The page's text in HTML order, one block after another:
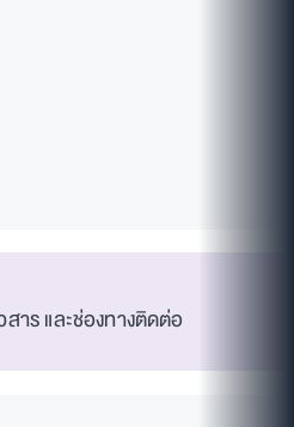
าร และช่องทางติดต่อ